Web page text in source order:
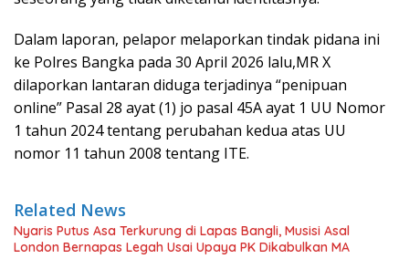
Dalam laporan, pelapor melaporkan tindak pidana ini
ke Polres Bangka pada 30 April 2026 lalu,MR X
dilaporkan lantaran diduga terjadinya “penipuan
online” Pasal 28 ayat (1) jo pasal 45A ayat 1 UU Nomor
1 tahun 2024 tentang perubahan kedua atas UU
nomor 11 tahun 2008 tentang ITE.
Related News
Nyaris Putus Asa Terkurung di Lapas Bangli, Musisi Asal
London Bernapas Legah Usai Upaya PK Dikabulkan MA